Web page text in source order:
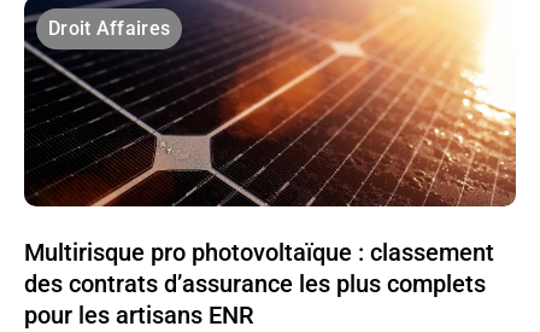
Droit Affaires
Multirisque pro photovoltaïque : classement
des contrats d’assurance les plus complets
pour les artisans ENR